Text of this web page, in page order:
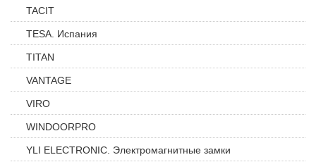
TACIT
TESA. Испания
TITAN
VANTAGE
VIRO
WINDOORPRO
YLI ELECTRONIC. Электромагнитные замки